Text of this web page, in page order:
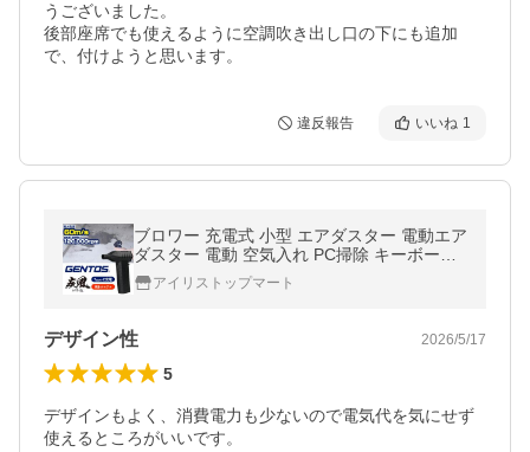
うございました。
後部座席でも使えるように空調吹き出し口の下にも追加
で、付けようと思います。
違反報告 いいね 1
ブロワー 充電式 小型 エアダスター 電動エア
ダスター 電動 空気入れ PC掃除 キーボード
車内 洗車用 掃除 コンパクト 電動送風機 HY
T-SLアイリストップマート
デザイン性 2026/5/17
5
デザインもよく、消費電力も少ないので電気代を気にせず
使えるところがいいです。